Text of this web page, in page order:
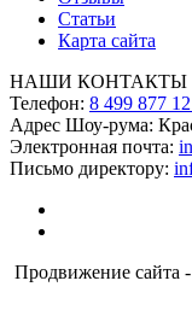
Статьи
Карта сайта
НАШИ КОНТАКТЫ
Телефон: 8 499 877
Адрес Шоу-рума:
Электронная почта:
Письмо директору:
Продвижение сайта -